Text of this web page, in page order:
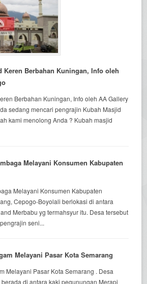
Keren Berbahan Kuningan, Info oleh
Berbahan Kuningan, Info oleh AA Gallery
sedang mencari pengrajin Kubah Masjid
kami menolong Anda ? Kubah masjid
Melayani Konsumen Kabupaten
Melayani Konsumen Kabupaten
Cepogo-Boyolali berlokasi di antara
Merbabu yg termahsyur itu. Desa tersebut
seni...
Melayani Pasar Kota Semarang
Melayani Pasar Kota Semarang . Desa
di antara kaki pegunungan Merapi